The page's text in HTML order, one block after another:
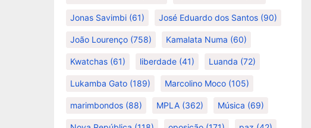
Jonas Savimbi (61) José Eduardo dos Santos (90)
João Lourenço (758) Kamalata Numa (60)
Kwatchas (61) liberdade (41) Luanda (72)
Lukamba Gato (189) Marcolino Moco (105)
marimbondos (88) MPLA (362) Música (69)